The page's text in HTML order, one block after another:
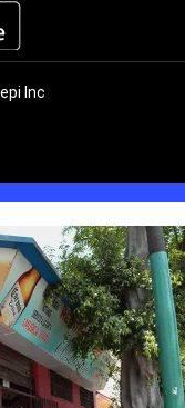
Inc